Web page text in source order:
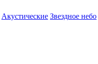
Акустические Звездное небо